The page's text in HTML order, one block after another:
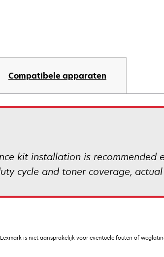
Compatibele apparaten
kit installation is recommended
cycle and toner coverage,
is niet aansprakelijk voor eventuele fouten of